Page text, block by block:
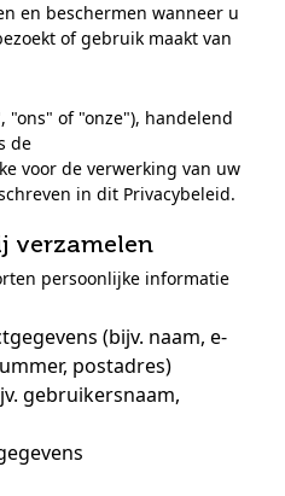
en beschermen wanneer u
of gebruik maakt van
"ons" of "onze"), handelend
de
voor de verwerking van uw
in dit Privacybeleid.
verzamelen
persoonlijke informatie
(bijv. naam, e-
postadres)
gebruikersnaam,